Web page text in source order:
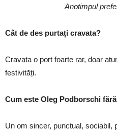
Anotimpul
Cât de des purtați cravata?
Cravata o port foarte rar, doar
festivități.
Cum este Oleg Podborschi
Un om sincer, punctual, sociabil,